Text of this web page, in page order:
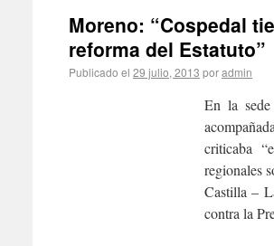
Moreno: “Cospedal
reforma del Estatuto”
Publicado el 29 julio, 2013 poradmin
En la
criticaba
regionales
Castilla –
contra la